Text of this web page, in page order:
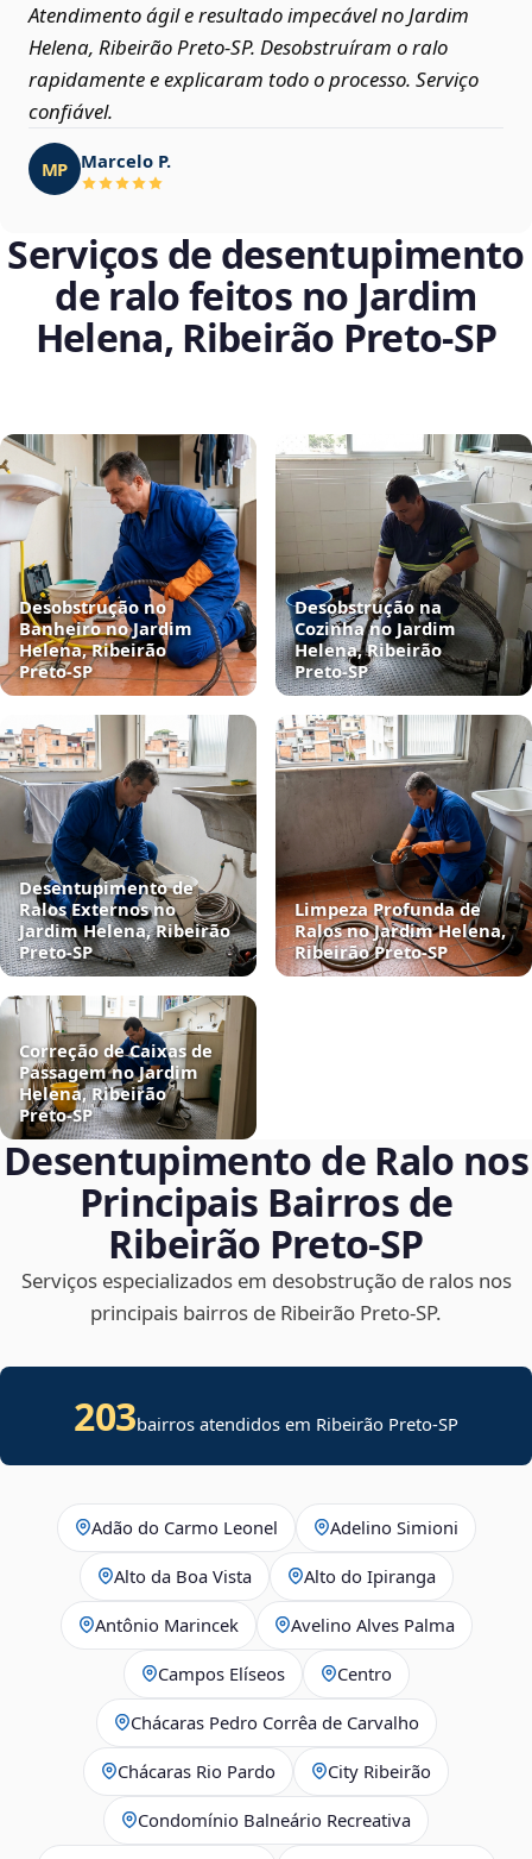
Atendimento ágil e resultado impecável no Jardim
Helena, Ribeirão Preto‑SP. Desobstruíram o ralo
rapidamente e explicaram todo o processo. Serviço
confiável.
MP Marcelo P.
Serviços de desentupimento
de ralo feitos no Jardim
Helena, Ribeirão Preto‑SP
Desobstrução no
Banheiro no Jardim
Helena, Ribeirão
Preto‑SP
Desobstrução na
Cozinha no Jardim
Helena, Ribeirão
Preto‑SP
Desentupimento de
Ralos Externos no
Jardim Helena, Ribeirão
Preto‑SP
Limpeza Profunda de
Ralos no Jardim Helena,
Ribeirão Preto‑SP
Correção de Caixas de
Passagem no Jardim
Helena, Ribeirão
Preto‑SP
Desentupimento de Ralo nos
Principais Bairros de
Ribeirão Preto‑SP
Serviços especializados em desobstrução de ralos nos
principais bairros de Ribeirão Preto‑SP.
203bairros atendidos em Ribeirão Preto-SP
Adão do Carmo Leonel Adelino Simioni
Alto da Boa Vista Alto do Ipiranga
Antônio Marincek Avelino Alves Palma
Campos Elíseos Centro
Chácaras Pedro Corrêa de Carvalho
Chácaras Rio Pardo City Ribeirão
Condomínio Balneário Recreativa